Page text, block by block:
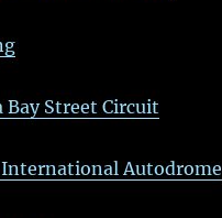
Bay Street Circuit
Autodrome